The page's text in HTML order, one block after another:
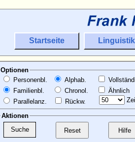
Startseite Linguistik
Optionen
Personenbl.
Familienbl.
Parallelanz.
Alphab.
Chronol.
Rückw.
Ähnlich
Aktionen